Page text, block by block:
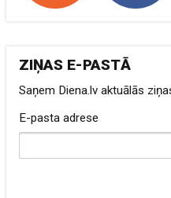
ZIŅAS E-PASTĀ
Saņem Diena.lv aktuālās
E-pasta adrese